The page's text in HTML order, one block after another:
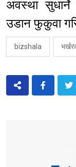
अवस्था सुधार्ने
उडान फुकुवा
bizshala